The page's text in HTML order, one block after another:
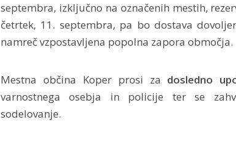
septembra, izključno na označenih mestih,
četrtek, 11. septembra, pa bo dostava
namreč vzpostavljena popolna zapora območja.
Mestna občina Koper prosi za dosledno
varnostnega osebja in policije ter se
sodelovanje.